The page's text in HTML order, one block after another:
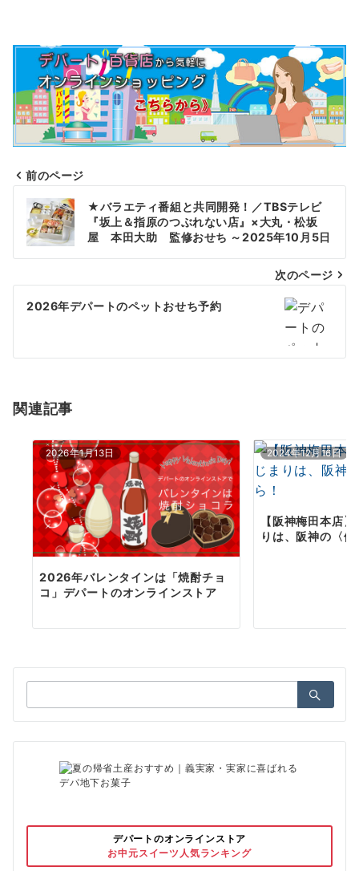
投
稿
ナ
ビ
ゲ
シ
ン
前のページ
★バラエティ番組と共同開発！／TBSテレビ
『坂上＆指原のつぶれない店』×大丸・松坂
屋 本田大助 監修おせち ～2025年10月5日
次のページ
2026年デパートのペットおせち予約
関連記事
2026年1月13日
2026年バレンタインは「焼酎チョ
コ」デパートのオンラインストア
2024年12月16日
【阪神梅田本店
りは、阪神の〈
索：
デパートのオンラインストア
お中元スイーツ人気ランキング